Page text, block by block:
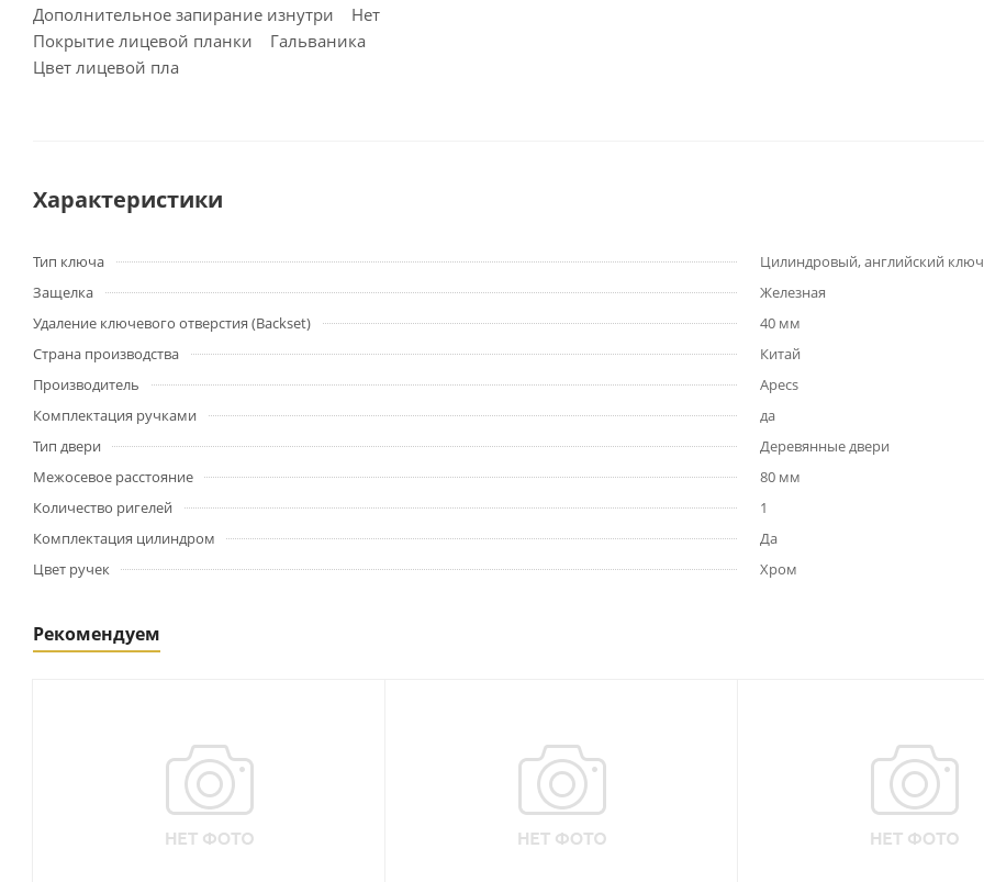
Дополнительное запирание изнутри Нет
Покрытие лицевой планки Гальваника
Цвет лицевой пла
Характеристики
Тип ключа
Цилиндровый, английский ключ
Защелка
Железная
Удаление ключевого отверстия (Backset)
40 мм
Страна производства
Китай
Производитель
Apecs
Комплектация ручками
да
Тип двери
Деревянные двери
Межосевое расстояние
80 мм
Количество ригелей
1
Комплектация цилиндром
Да
Цвет ручек
Хром
Рекомендуем